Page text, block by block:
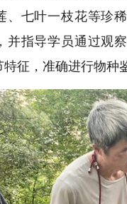
、七叶一枝花等珍
并指导学员通过观
征，准确进行物种